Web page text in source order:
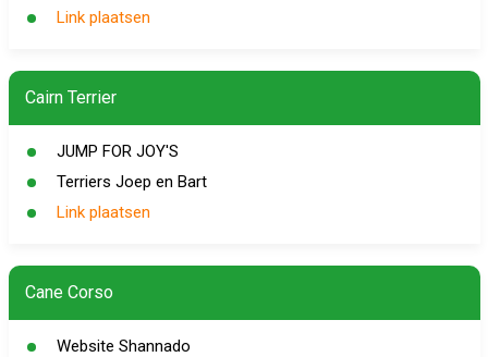
Link plaatsen
Cairn Terrier
JUMP FOR JOY'S
Terriers Joep en Bart
Link plaatsen
Cane Corso
Website Shannado